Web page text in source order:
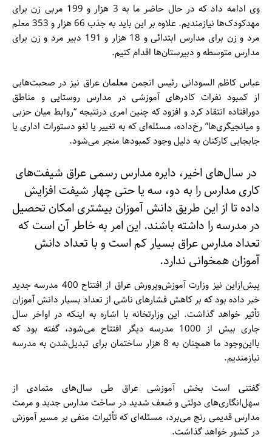
وی ادامه داد که در حال حاضر ما به 3 هزار و 199 مربی زن برای
مهدکودک‌ها نیازمندیم. علاوه بر این باید به جذب 66 هزار و 353 معلم
مرد و زن برای مدارس ابتدائی و 18 هزار و 191 دبیر مرد و زن برای
مدارس متوسطه و دبیرستان‌ها اقدام کنیم.
عباس کاظم السودانی رئیس انجمن معلمان عراق نیز در صحبت‌هایی
از کمبود نفرات کادرهای آموزشی در مدارس روستایی و مناطق
دورافتاده انتقاد کرد و افزود که چنین امری درنتیجه “روابط میان حزبی
و میانجیگری‌ها” رخ‌داده، مسئله‌ای که به تغییر یا لغو دستورات اداری یا
جابجایی کارکنان به دلیل وجود کمبودها منجر می‌شود.
در سال‌های اخیر، دایره مدارس رسمی عراق شیفت‌های
کاری مدارس را به دو، سه یا حتی چهار شیفت افزایش
داده تا از این طریق دانش آموزان بیشتری امکان تحصیل
در مدرسه را داشته باشند. این امر به خاطر آن است که
تعداد مدارس عراق بسیار کم است و با تعداد دانش
آموزان همخوانی ندارد.
پیش‌ازاین نیز وزارت آموزش‌وپرورش عراق از افتتاح 400 مدرسه جدید
خبر داده بود که بر کاهش فشارهای ناشی از تعداد بسیار دانش آموزان
تأثیر خواهد گذاشت. این وزارتخانه با اشاره به اینکه در اواخر سال
جاری بیش از 1000 مدرسه دیگر افتتاح می‌شود، گفته بود که
بااین‌وجود ما همچنان به 8 هزار ساختمان برای تبدیل‌شدن به مدرسه
نیازمندیم.
گفتنی است بخش آموزشی عراق طی سال‌های متمادی از
سهل‌انگاری‌های دولتی و ضعف شدید در ساخت مدارس جدید و مرمت
مدارس قدیمی رنج می‌برد، مسئله‌ای که تأثیرات منفی بر مسیر آموزش
در کشور خواهد گذاشت.